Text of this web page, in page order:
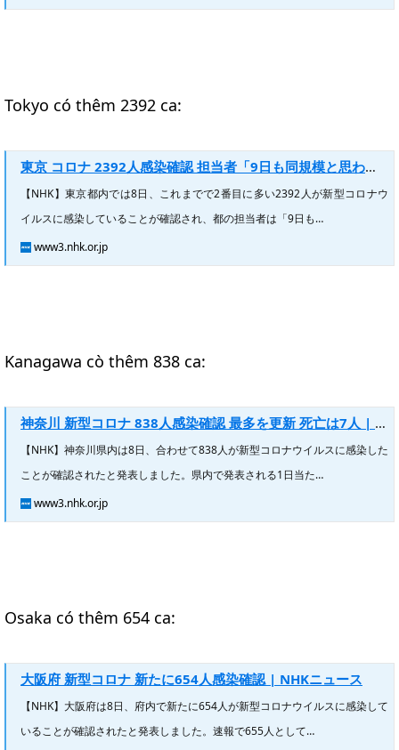
Tokyo có thêm 2392 ca:
東京 コロナ 2392人感染確認 担当者「9日も同規模と思われる」 | NHKニュース
【NHK】東京都内では8日、これまでで2番目に多い2392人が新型コロナウ
イルスに感染していることが確認され、都の担当者は「9日も…
www3.nhk.or.jp
Kanagawa cò thêm 838 ca:
神奈川 新型コロナ 838人感染確認 最多を更新 死亡は7人 | NHKニュース
【NHK】神奈川県内は8日、合わせて838人が新型コロナウイルスに感染した
ことが確認されたと発表しました。県内で発表される1日当た…
www3.nhk.or.jp
Osaka có thêm 654 ca:
大阪府 新型コロナ 新たに654人感染確認 | NHKニュース
【NHK】大阪府は8日、府内で新たに654人が新型コロナウイルスに感染して
いることが確認されたと発表しました。速報で655人として…